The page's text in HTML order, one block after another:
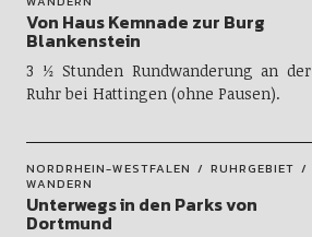
Von Haus Kemnade zur Burg
Blankenstein
3 ½ Stunden Rundwanderung an der
Ruhr bei Hattingen (ohne Pausen).
NORDRHEIN-WESTFALEN
RUHRGEBIET
WANDERN
Unterwegs in den Parks von
Dortmund